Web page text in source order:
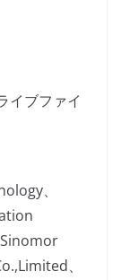
イブファイ
、
、